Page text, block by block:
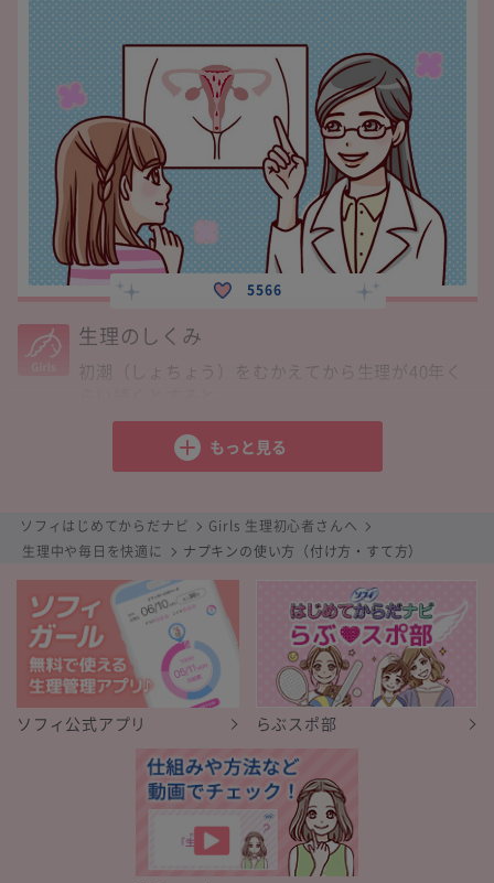
5566
生理のしくみ
初潮（しょちょう）をむかえてから生理が40年く
生理周期
もっと見る
ソフィはじめてからだナビ
Girls 生理初心者さんへ
生理中や毎日を快適に
ナプキンの使い方（付け方・すて方）
ソフィ公式アプリ らぶスポ部